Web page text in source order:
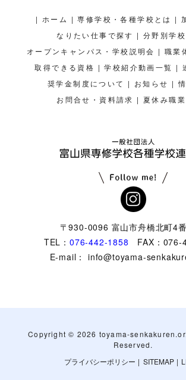
| ホーム |専修学校・各種学校とは |
なりたい仕事で探す |分野別学
オープンキャンパス・学校説明会 |職業
取得できる資格 |学校紹介動画一覧 |
奨学金制度について | お知らせ |
お問合せ・資料請求 | 夏休み職
〒930-0096 富山市舟橋北町4
TEL： 076-442-1858 FAX：076-
E-mail： info@toyama-
Copyright © 2026 toyama-
Reserved.
プライバシーポリシー | SITEMAP|